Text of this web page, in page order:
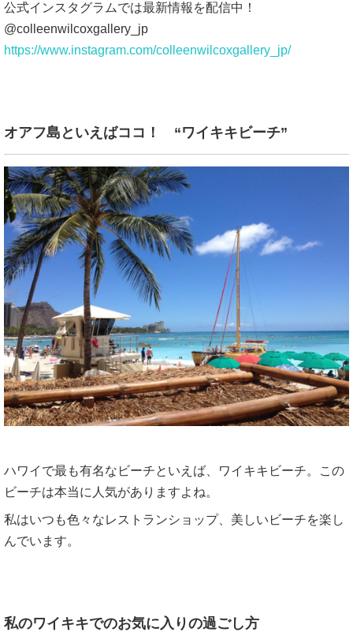
公式インスタグラムでは最新情報を配信中！
@colleenwilcoxgallery_jp
https://www.instagram.com/colleenwilcoxgallery_jp/
オアフ島といえばココ！ “ワイキキビーチ”
ハワイで最も有名なビーチといえば、ワイキキビーチ。この
ビーチは本当に人気がありますよね。
私はいつも色々なレストランショップ、美しいビーチを楽し
んでいます。
私のワイキキでのお気に入りの過ごし方